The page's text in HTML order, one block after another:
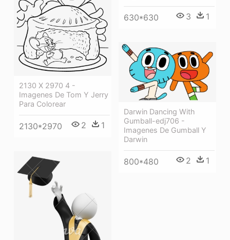
630*630 3 1
2130 X 2970 4 -
Imagenes De Tom Y Jerry
Para Colorear
2130*2970 2 1
Darwin Dancing With
Gumball-edj706 -
Imagenes De Gumball Y
Darwin
800*480 2 1